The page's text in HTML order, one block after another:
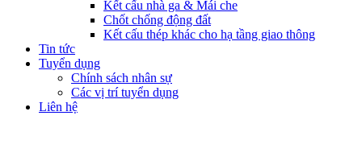
Kết cấu nhà ga & Mái che
Chốt chống động đất
Kết cấu thép khác cho hạ tầng giao thông
Tin tức
Tuyển dụng
Chính sách nhân sự
Các vị trí tuyển dụng
Liên hệ